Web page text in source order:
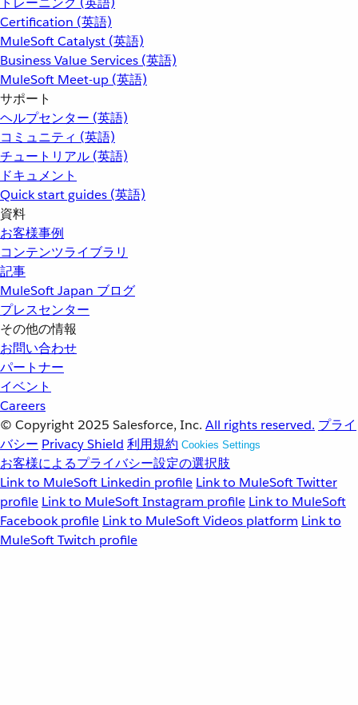
Certification (英語)
MuleSoft Catalyst (英語)
Business Value Services (英語)
MuleSoft Meet-up (英語)
サポート
ヘルプセンター (英語)
コミュニティ (英語)
チュートリアル (英語)
ドキュメント
Quick start guides (英語)
資料
お客様事例
コンテンツライブラリ
記事
MuleSoft Japan ブログ
プレスセンター
その他の情報
お問い合わせ
パートナー
イベント
Careers
© Copyright 2025 Salesforce, Inc. All rights reserved. プライ
バシー Privacy Shield 利用規約 Cookies Settings
お客様によるプライバシー設定の選択肢
Link to MuleSoft Linkedin profile Link to MuleSoft Twitter
profile Link to MuleSoft Instagram profile Link to MuleSoft
Facebook profile Link to MuleSoft Videos platform Link to
MuleSoft Twitch profile